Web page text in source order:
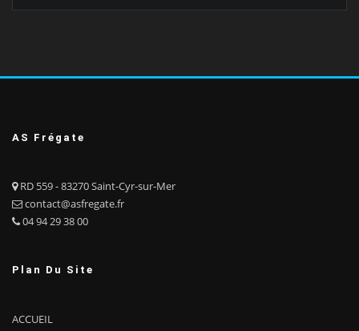
AS Frégate
RD 559 - 83270 Saint-Cyr-sur-Mer
contact@asfregate.fr
04 94 29 38 00
Plan Du Site
ACCUEIL